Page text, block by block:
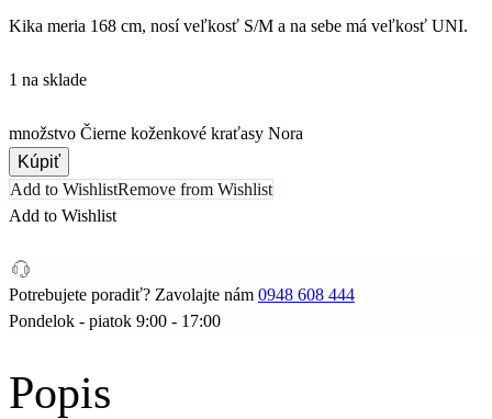
Kika meria 168 cm, nosí veľkosť S/M a na sebe má veľkosť UNI.
1 na sklade
množstvo Čierne koženkové kraťasy Nora
Kúpiť
Add to WishlistRemove from Wishlist
Add to Wishlist
Potrebujete poradiť? Zavolajte nám 0948 608 444
Pondelok - piatok 9:00 - 17:00
Popis